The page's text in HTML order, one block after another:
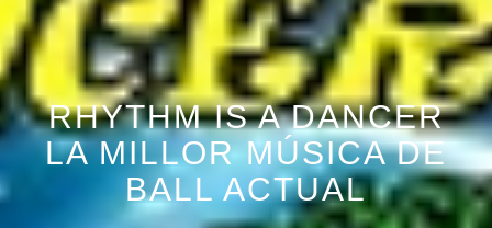
RHYTHM IS A DANCER
LA MILLOR MÚSICA DE
BALL ACTUAL